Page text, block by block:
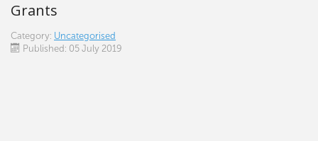
Grants
Category: Uncategorised
Published: 05 July 2019